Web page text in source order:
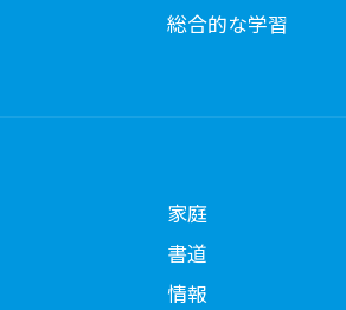
総合的な学習
家庭
書道
情報